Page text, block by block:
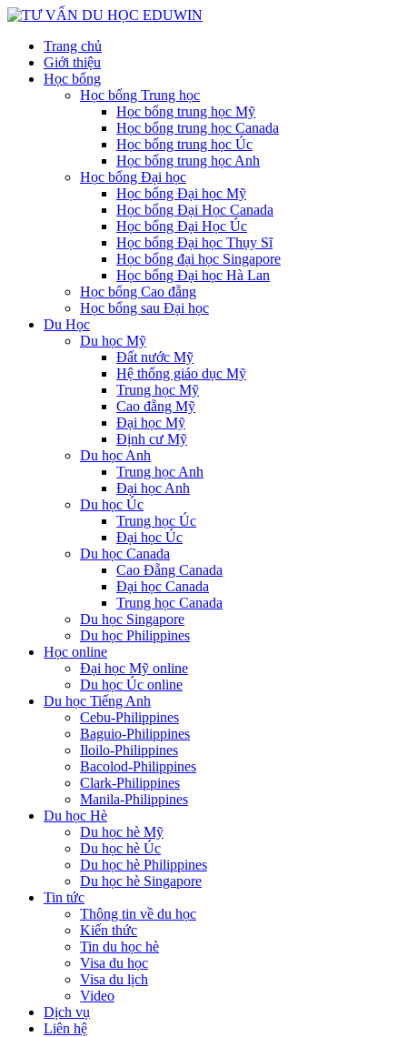
Trang chủ
Giới thiệu
Học bổng
Học bổng Trung học
Học bổng trung học Mỹ
Học bổng trung học Canada
Học bổng trung học Úc
Học bổng trung học Anh
Học bổng Đại học
Học bổng Đại học Mỹ
Học bổng Đại Học Canada
Học bổng Đại Học Úc
Học bổng Đại học Thụy Sĩ
Học bổng đại học Singapore
Học bổng Đại học Hà Lan
Học bổng Cao đẵng
Học bổng sau Đại học
Du Học
Du học Mỹ
Đất nước Mỹ
Hệ thống giáo dục Mỹ
Trung học Mỹ
Cao đẵng Mỹ
Đại học Mỹ
Định cư Mỹ
Du học Anh
Trung học Anh
Đại học Anh
Du học Úc
Trung học Úc
Đại học Úc
Du học Canada
Cao Đẵng Canada
Đại học Canada
Trung học Canada
Du học Singapore
Du học Philippines
Học online
Đại học Mỹ online
Du học Úc online
Du học Tiếng Anh
Cebu-Philippines
Baguio-Philippines
Iloilo-Philippines
Bacolod-Philippines
Clark-Philippines
Manila-Philippines
Du học Hè
Du học hè Mỹ
Du học hè Úc
Du học hè Philippines
Du học hè Singapore
Tin tức
Thông tin về du học
Kiến thức
Tin du học hè
Visa du học
Visa du lịch
Video
Dịch vụ
Liên hệ